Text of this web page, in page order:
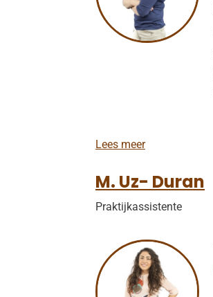
Lees meerI
o
s
k
M. Uz- Duran
Praktijkassistente